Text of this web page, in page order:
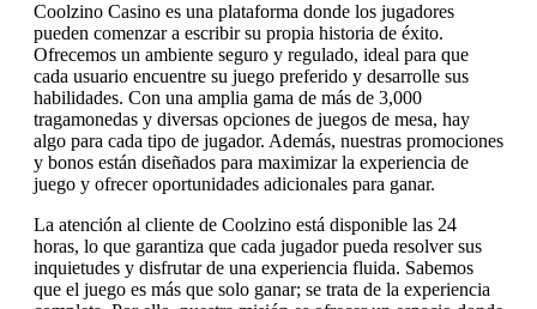
Coolzino Casino es una plataforma donde los jugadores
pueden comenzar a escribir su propia historia de éxito.
Ofrecemos un ambiente seguro y regulado, ideal para que
cada usuario encuentre su juego preferido y desarrolle sus
habilidades. Con una amplia gama de más de 3,000
tragamonedas y diversas opciones de juegos de mesa, hay
algo para cada tipo de jugador. Además, nuestras promociones
y bonos están diseñados para maximizar la experiencia de
juego y ofrecer oportunidades adicionales para ganar.
La atención al cliente de Coolzino está disponible las 24
horas, lo que garantiza que cada jugador pueda resolver sus
inquietudes y disfrutar de una experiencia fluida. Sabemos
que el juego es más que solo ganar; se trata de la experiencia